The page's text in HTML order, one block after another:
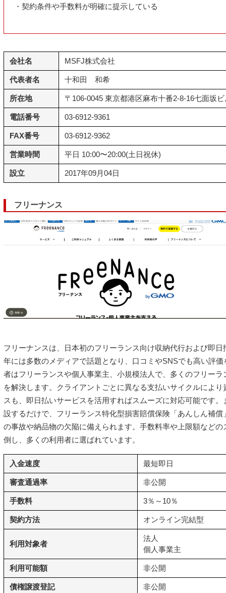
・契約条件や手数料が明確に提示している
会社名 MSFJ株式会社
代表者名 十和田 和希
所在地 〒106-0045 東京都港区麻布十番2-8-16七面坂
電話番号 03-6912-9361
FAX番号 03-6912-9362
営業時間 平日 10:00〜20:00(土日祝休)
設立 2017年09月04日
フリーナンス
フリーナンスは、日本初のフリーランス向け収納代行および即日
年には多数のメディアで話題となり、口コミやSNSでも高い評
者はフリーランスや個人事業主、小規模法人で、多くのフリー
を解決します。クライアントごとに異なる支払いサイクルによ
スも、即日払いサービスを活用すればスムーズに対応可能です
設するだけで、フリーランス特化型損害賠償保険「あんしん補
の事故や納品物の欠陥に備えられます。手数料率や上限額など
倒し、多くの利用者に選ばれています。
入金速度 最短即日
審査通過率 非公開
手数料 3％～10％
契約方法 オンライン完結型
利用対象者
法人
個人事業主
利用可能額 非公開
債権譲渡登記 非公開